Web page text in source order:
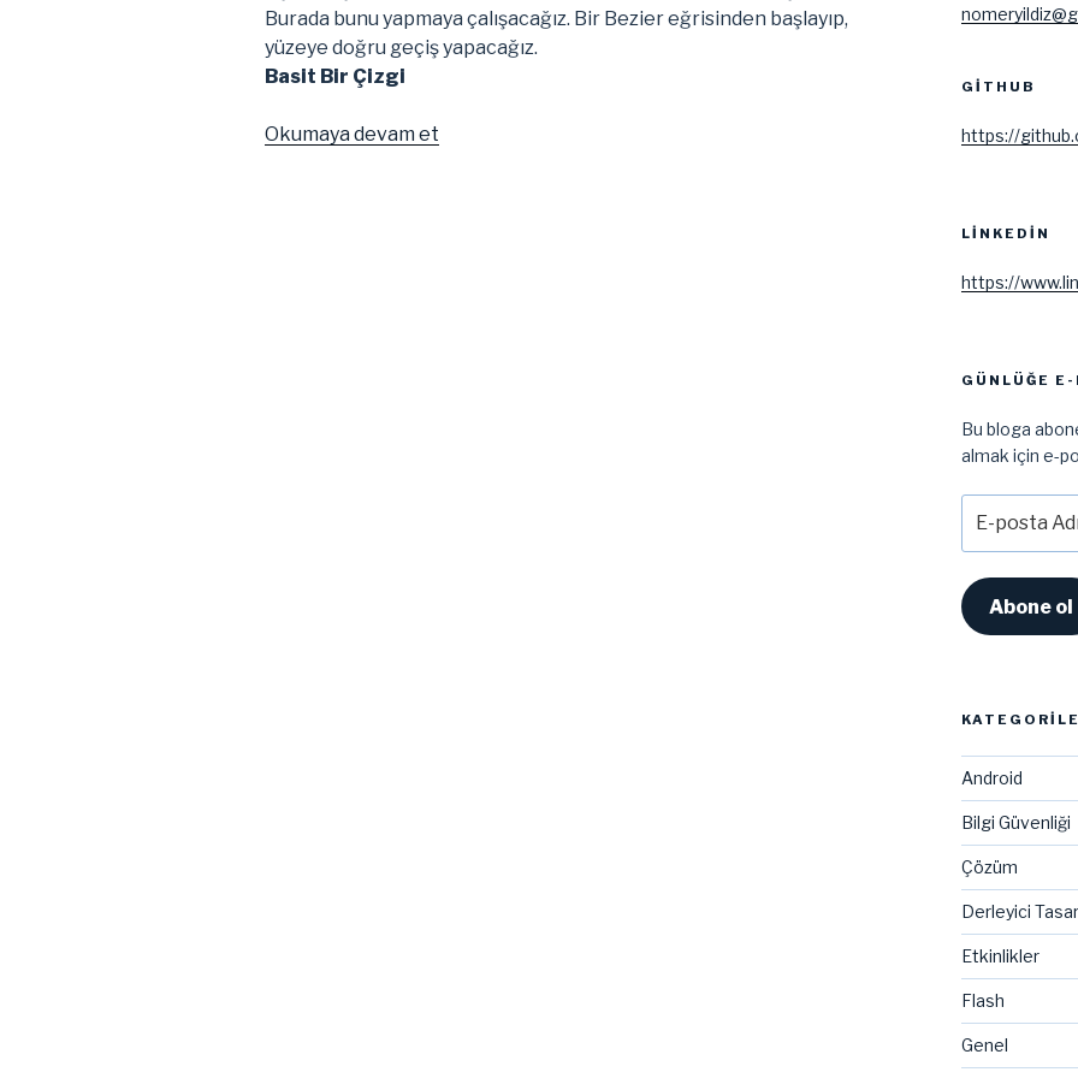
Burada bunu yapmaya çalışacağız. Bir Bezier eğrisinden başlayıp,
yüzeye doğru geçiş yapacağız.
Basit Bir Çizgi
Okumaya devam et
GITHUB
https://
LINKEDIN
https://
GÜNLÜĞE
Bu bloga
almak için e-
posta
Adresi
Abone ol
Android
Bilgi Güvenliği
Çözüm
Derleyici
Etkinlikler
Flash
Genel